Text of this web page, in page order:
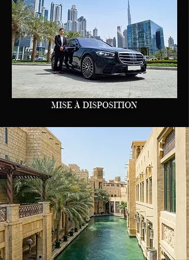
MISE À DISPOSITION